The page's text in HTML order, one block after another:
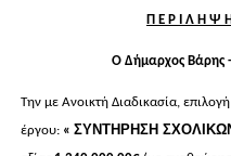
Π Ε Ρ Ι Λ Η Ψ Η
Ο Δήμαρχος Βάρης
Την με Ανοικτή Διαδικασία,
έργου: «ΣΥΝΤΗΡΗΣΗ ΣΧΟΛΙΚΩΝ